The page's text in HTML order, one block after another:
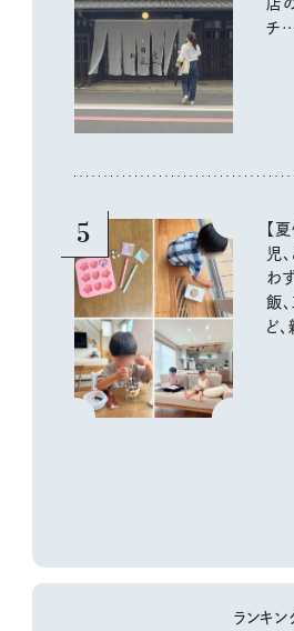
店
チ
5
【
児
わ
飯
ど
ランキン